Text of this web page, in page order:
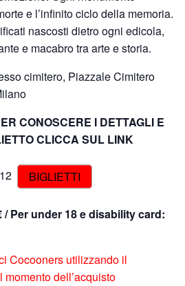
e l’infinito ciclo della memoria.
nascosti dietro ogni edicola,
e macabro tra arte e storia.
cimitero, Piazzale Cimitero
CONOSCERE I DETTAGLI E
CLICCA SUL LINK
BIGLIETTI
/ Per under 18 e disability card:
Cocooners utilizzando il
momento dell’acquisto